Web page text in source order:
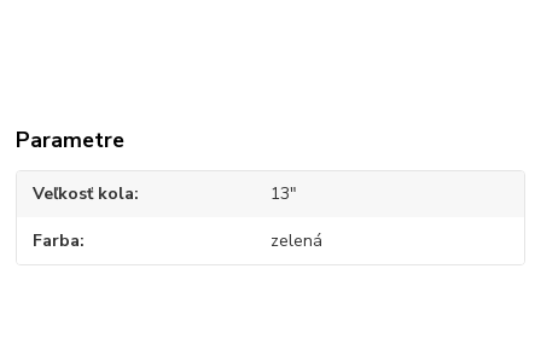
Parametre
Veľkosť kola 13"
Farba zelená